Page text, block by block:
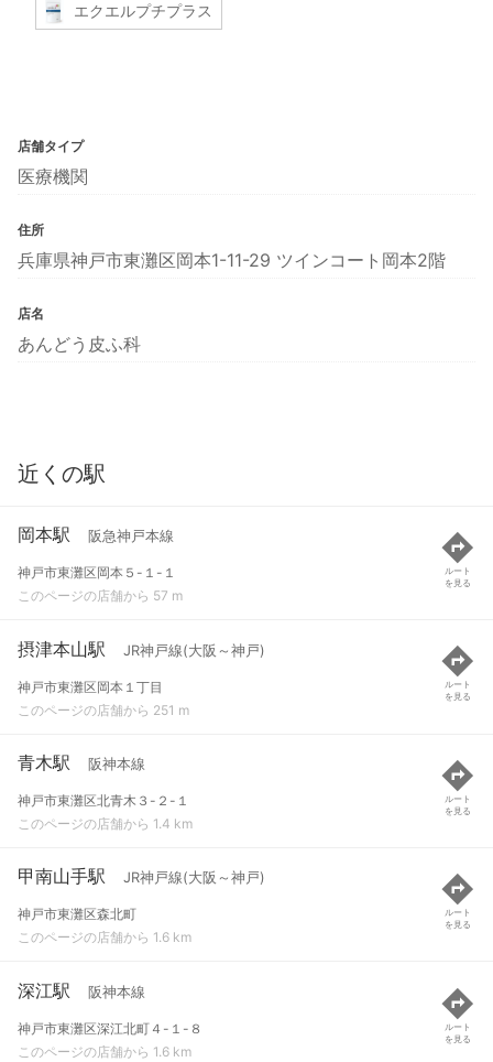
エクエルプチプラス
店舗タイプ
医療機関
住所
兵庫県神戸市東灘区岡本1-11-29 ツインコート岡本2階
店名
あんどう皮ふ科
近くの駅
岡本駅 阪急神戸本線
神戸市東灘区岡本５-１-１
このページの店舗から 57 m
ルート
を見る
摂津本山駅 JR神戸線(大阪～神戸)
神戸市東灘区岡本１丁目
このページの店舗から 251 m
ルート
を見る
青木駅 阪神本線
神戸市東灘区北青木３-２-１
このページの店舗から 1.4 km
ルート
を見る
甲南山手駅 JR神戸線(大阪～神戸)
神戸市東灘区森北町
このページの店舗から 1.6 km
ルート
を見る
深江駅 阪神本線
神戸市東灘区深江北町４-１-８
このページの店舗から 1.6 km
ルート
を見る